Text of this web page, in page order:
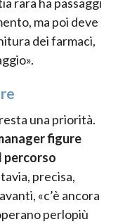
rara ha passaggi
ma poi deve
dei farmaci,
una priorità.
figure
percorso
precisa,
«c’è ancora
perlopiù